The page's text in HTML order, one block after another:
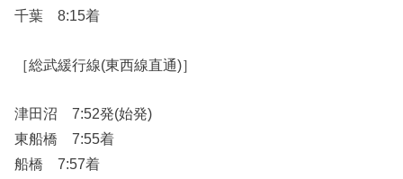
千葉 8:15着
［総武緩行線(東西線直通)］
津田沼 7:52発(始発)
東船橋 7:55着
船橋 7:57着